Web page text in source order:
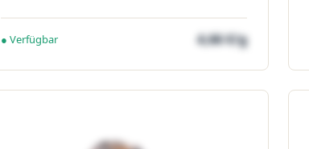
● Verfügbar 4,66 €/g